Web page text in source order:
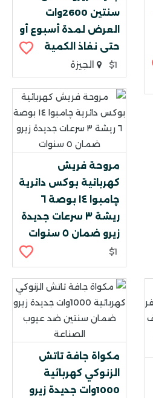
سنتين 2600وات
العرض لمدة أسبوع أو
حتى نفاذ الكمية
$1
الجيزة
مروحة فريش
كهربائية بوكس دائرية
چامبوا ١٤ بوصة ٦
ريشة ٣ سرعات جديدة
زيرو ضمان ٥ سنوات
$1
مكواة جافة تاتش
الزنوكي كهربائية
1000وات جديدة زيرو